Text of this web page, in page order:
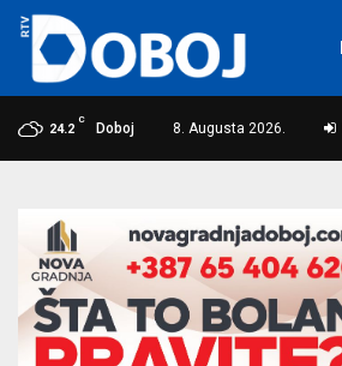
24.2
C
Doboj 8. Augusta 2026.